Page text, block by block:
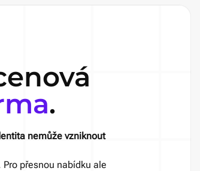
.
nemůže vzniknout
přesnou nabídku ale